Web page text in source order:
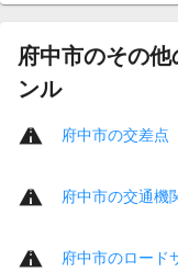
府中市のその
ンル
府中市の交差点
府中市の交通機
府中市のロード